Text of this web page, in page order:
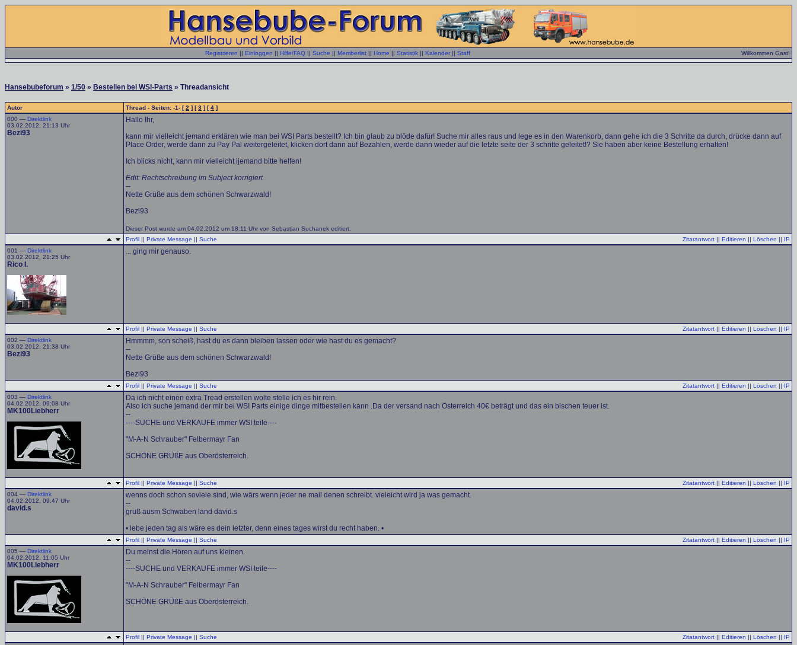
Registrieren || Einloggen || Hilfe/FAQ || Suche || Memberlist || Home || Statistik || Kalender || Staff Willkommen Gast!
Hansebubeforum » 1/50 » Bestellen bei WSI-Parts » Threadansicht
Autor Thread - Seiten: -1- [2 ] [3 ] [4 ]
000 — Direktlink
03.02.2012, 21:13 Uhr
Bezi93
Hallo Ihr,
kann mir vielleicht jemand erklären wie man bei WSI Parts bestellt? Ich bin glaub zu blöde dafür! Suche mir alles raus und lege es in den Warenkorb, dann gehe ich die 3 Schritte da durch, drücke dann auf
Place Order, werde dann zu Pay Pal weitergeleitet, klicken dort dann auf Bezahlen, werde dann wieder auf die letzte seite der 3 schritte geleitet!? Sie haben aber keine Bestellung erhalten!
Ich blicks nicht, kann mir vielleicht ijemand bitte helfen!
Edit: Rechtschreibung im Subject korrigiert
--
Nette Grüße aus dem schönen Schwarzwald!
Bezi93
Dieser Post wurde am 04.02.2012 um 18:11 Uhr von Sebastian Suchanek editiert.
Profil || Private Message || Suche Zitatantwort || Editieren || Löschen || IP
001 — Direktlink
03.02.2012, 21:25 Uhr
Rico I.
... ging mir genauso.
Profil || Private Message || Suche Zitatantwort || Editieren || Löschen || IP
002 — Direktlink
03.02.2012, 21:38 Uhr
Bezi93
Hmmmm, son scheiß, hast du es dann bleiben lassen oder wie hast du es gemacht?
--
Nette Grüße aus dem schönen Schwarzwald!
Bezi93
Profil || Private Message || Suche Zitatantwort || Editieren || Löschen || IP
003 — Direktlink
04.02.2012, 09:08 Uhr
MK100Liebherr
Da ich nicht einen extra Tread erstellen wolte stelle ich es hir rein.
Also ich suche jemand der mir bei WSI Parts einige dinge mitbestellen kann .Da der versand nach Österreich 40€ beträgt und das ein bischen teuer ist.
--
----SUCHE und VERKAUFE immer WSI teile----
"M-A-N Schrauber" Felbermayr Fan
SCHÖNE GRÜßE aus Oberösterreich.
Profil || Private Message || Suche Zitatantwort || Editieren || Löschen || IP
004 — Direktlink
04.02.2012, 09:47 Uhr
david.s
wenns doch schon soviele sind, wie wärs wenn jeder ne mail denen schreibt. vieleicht wird ja was gemacht.
--
gruß ausm Schwaben land david.s
• lebe jeden tag als wäre es dein letzter, denn eines tages wirst du recht haben. •
Profil || Private Message || Suche Zitatantwort || Editieren || Löschen || IP
005 — Direktlink
04.02.2012, 11:05 Uhr
MK100Liebherr
Du meinst die Hören auf uns kleinen.
--
----SUCHE und VERKAUFE immer WSI teile----
"M-A-N Schrauber" Felbermayr Fan
SCHÖNE GRÜßE aus Oberösterreich.
Profil || Private Message || Suche Zitatantwort || Editieren || Löschen || IP